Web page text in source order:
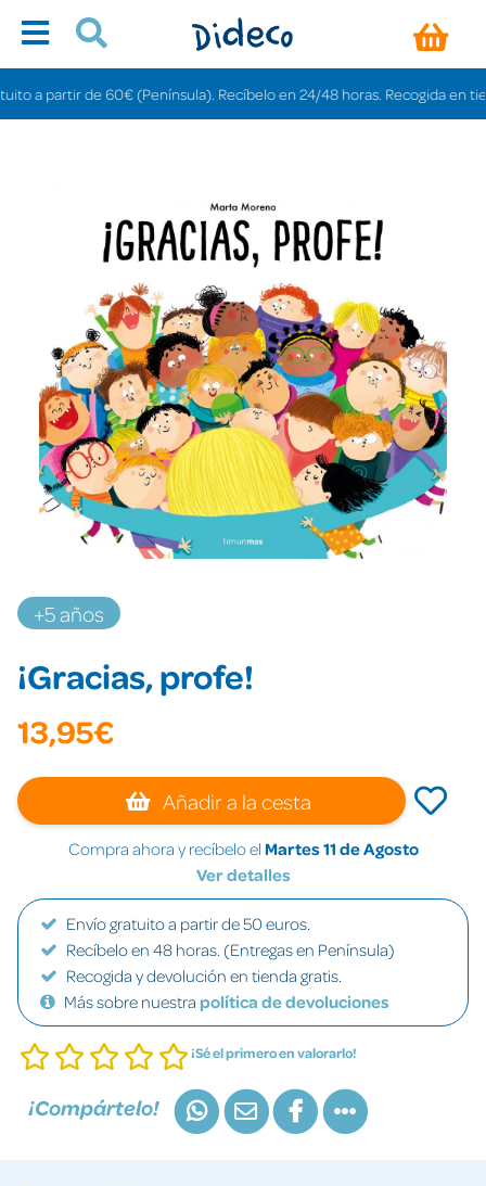
partir de 60€ (Península). Recíbelo en 24/48 horas. Recogida en tiendas
+5 años
¡Gracias, profe!
13,95€
Añadir a la cesta
Compra ahora y recíbelo el Martes 11 de Agosto
Ver detalles
Envío gratuito a partir de 50 euros.
Recíbelo en 48 horas. (Entregas en Península)
Recogida y devolución en tienda gratis.
Más sobre nuestra política de devoluciones
¡Sé el primero en valorarlo!
¡Compártelo!